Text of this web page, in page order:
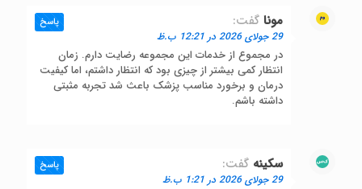
مونا گفت:
29 جولای 2026 در 12:21 ب.ظ
در مجموع از خدمات این مجموعه رضایت دارم. زمان
انتظار کمی بیشتر از چیزی بود که انتظار داشتم، اما کیفیت
درمان و برخورد مناسب پزشک باعث شد تجربه مثبتی
داشته باشم.
پاسخ
سکینه گفت:
29 جولای 2026 در 1:21 ب.ظ
پاسخ